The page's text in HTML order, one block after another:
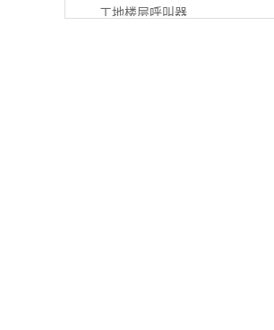
工地楼层呼叫器